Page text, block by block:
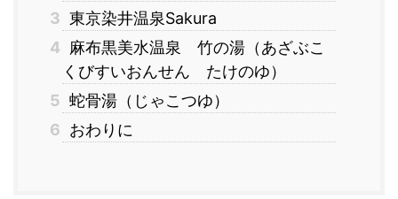
3 東京染井温泉Sakura
4
麻布黒美水温泉 竹の湯（あざぶこ
くびすいおんせん たけのゆ）
5 蛇骨湯（じゃこつゆ）
6 おわりに